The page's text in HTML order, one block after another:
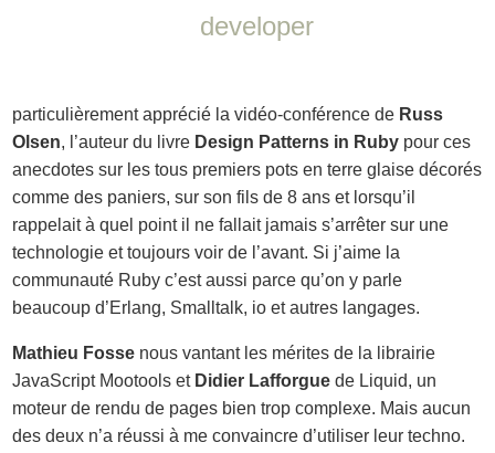
developer
particulièrement apprécié la vidéo-conférence de Russ
Olsen, l’auteur du livre Design Patterns in Ruby pour ces
anecdotes sur les tous premiers pots en terre glaise décorés
comme des paniers, sur son fils de 8 ans et lorsqu’il
rappelait à quel point il ne fallait jamais s’arrêter sur une
technologie et toujours voir de l’avant. Si j’aime la
communauté Ruby c’est aussi parce qu’on y parle
beaucoup d’Erlang, Smalltalk, io et autres langages.
Mathieu Fosse nous vantant les mérites de la librairie
JavaScript Mootools et Didier Lafforgue de Liquid, un
moteur de rendu de pages bien trop complexe. Mais aucun
des deux n’a réussi à me convaincre d’utiliser leur techno.